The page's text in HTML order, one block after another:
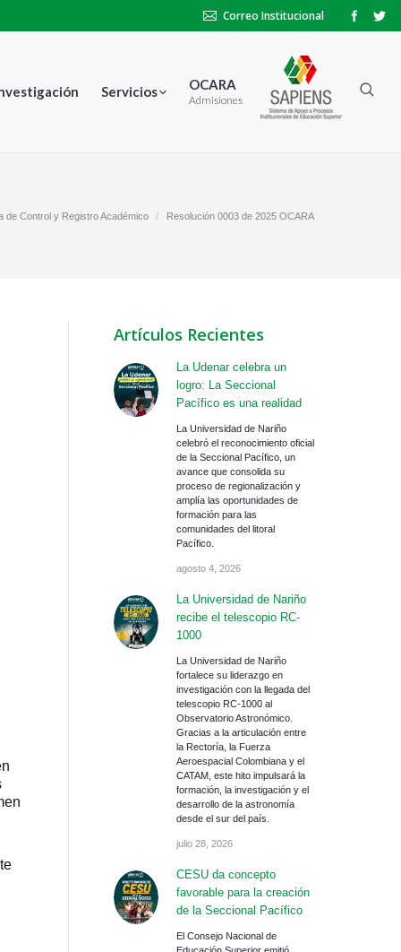
Correo Institucional
Servicios OCARA
Admisiones
de Control y Registro Académico Resolución 0003 de 2025 OCARA
Artículos Recientes
La Udenar celebra un
logro: La Seccional
Pacífico es una realidad
La Universidad de Nariño
celebró el reconocimiento oficial
de la Seccional Pacífico, un
avance que consolida su
proceso de regionalización y
amplía las oportunidades de
formación para las
comunidades del litoral
Pacífico.
agosto 4, 2026
La Universidad de Nariño
recibe el telescopio RC-
1000
La Universidad de Nariño
fortalece su liderazgo en
investigación con la llegada del
telescopio RC-1000 al
Observatorio Astronómico.
Gracias a la articulación entre
la Rectoría, la Fuerza
Aeroespacial Colombiana y el
CATAM, este hito impulsará la
formación, la investigación y el
desarrollo de la astronomía
desde el sur del país.
julio 28, 2026
CESU da concepto
favorable para la creación
de la Seccional Pacífico
El Consejo Nacional de